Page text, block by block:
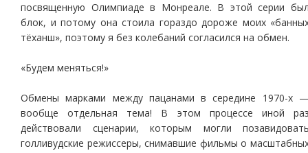
посвященную Олимпиаде в Монреале. В этой серии
блок, и потому она стоила гораздо дороже моих
тёханш», поэтому я без колебаний согласился на обмен.
«Будем меняться!»
Обмены марками между пацанами в середине 1970-х
вообще отдельная тема! В этом процессе иной
действовали сценарии, которым могли
голливудские режиссеры, снимавшие фильмы о